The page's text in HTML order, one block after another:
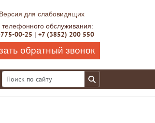
Версия для слабовидящих
телефонного обслуживания:
00-25 | +7 (3852) 200 550
обратный звонок